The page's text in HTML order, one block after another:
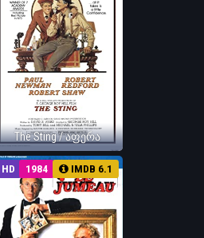
The Sting / აფერა
HD 1984 IMDB 6.1